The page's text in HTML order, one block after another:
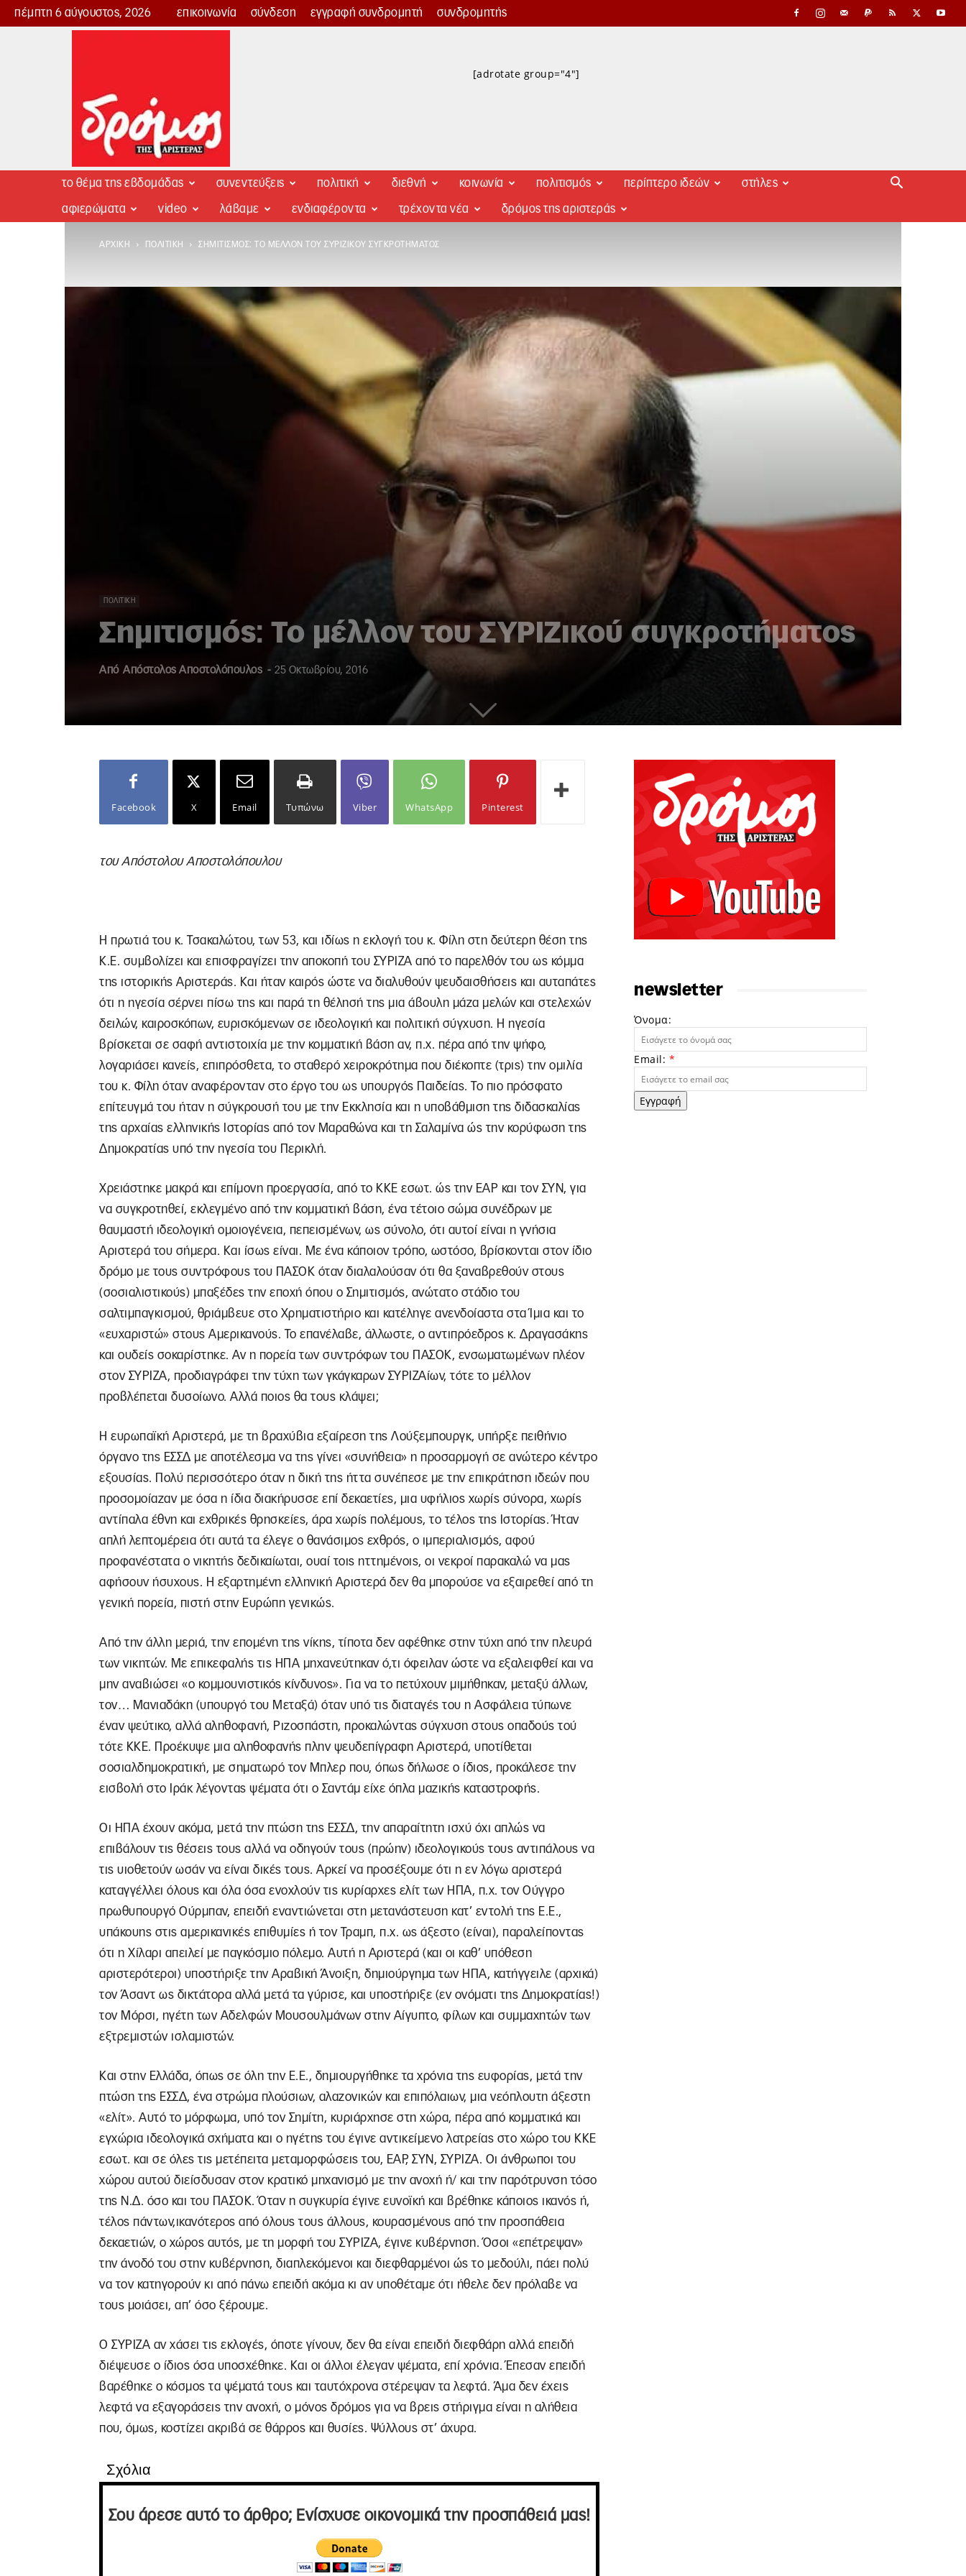
πέμπτη 6 αύγουστος, 2026 επικοινωνία σύνδεση εγγραφή συνδρομητή συνδρομητής
Δρόμος
[adrotate group="4"]
το θέμα της εβδομάδας συνεντεύξεις πολιτική διεθνή κοινωνία πολιτισμός περίπτερο ιδεών στήλες
αφιερώματα video λάβαμε ενδιαφέροντα τρέχοντα νέα δρόμος της αριστεράς
ΑΡΧΙΚΉ ΠΟΛΙΤΙΚΉ ΣΗΜΙΤΙΣΜΌΣ: ΤΟ ΜΈΛΛΟΝ ΤΟΥ ΣΥΡΙΖΙΚΟΎ ΣΥΓΚΡΟΤΉΜΑΤΟΣ
ΠΟΛΙΤΙΚΉ
Σημιτισμός: Το μέλλον του ΣΥΡΙΖικού συγκροτήματος
Από Απόστολος Αποστολόπουλος - 25 Οκτωβρίου, 2016
Facebook X Email Τυπώνω Viber WhatsApp Pinterest
του Απόστολου Αποστολόπουλου
Η πρωτιά του κ. Τσακαλώτου, των 53, και ιδίως η εκλογή του κ. Φίλη στη δεύτερη θέση της
Κ.Ε. συμβολίζει και επισφραγίζει την αποκοπή του ΣΥΡΙΖΑ από το παρελθόν του ως κόμμα
της ιστορικής Αριστεράς. Και ήταν καιρός ώστε να διαλυθούν ψευδαισθήσεις και αυταπάτες
ότι η ηγεσία σέρνει πίσω της και παρά τη θέλησή της μια άβουλη μάζα μελών και στελεχών
δειλών, καιροσκόπων, ευρισκόμενων σε ιδεολογική και πολιτική σύγχυση. Η ηγεσία
βρίσκεται σε σαφή αντιστοιχία με την κομματική βάση αν, π.χ. πέρα από την ψήφο,
λογαριάσει κανείς, επιπρόσθετα, το σταθερό χειροκρότημα που διέκοπτε (τρις) την ομιλία
του κ. Φίλη όταν αναφέρονταν στο έργο του ως υπουργός Παιδείας. Το πιο πρόσφατο
επίτευγμά του ήταν η σύγκρουσή του με την Εκκλησία και η υποβάθμιση της διδασκαλίας
της αρχαίας ελληνικής Ιστορίας από τον Μαραθώνα και τη Σαλαμίνα ώς την κορύφωση της
Δημοκρατίας υπό την ηγεσία του Περικλή.
Χρειάστηκε μακρά και επίμονη προεργασία, από το ΚΚΕ εσωτ. ώς την ΕΑΡ και τον ΣΥΝ, για
να συγκροτηθεί, εκλεγμένο από την κομματική βάση, ένα τέτοιο σώμα συνέδρων με
θαυμαστή ιδεολογική ομοιογένεια, πεπεισμένων, ως σύνολο, ότι αυτοί είναι η γνήσια
Αριστερά του σήμερα. Και ίσως είναι. Με ένα κάποιον τρόπο, ωστόσο, βρίσκονται στον ίδιο
δρόμο με τους συντρόφους του ΠΑΣΟΚ όταν διαλαλούσαν ότι θα ξαναβρεθούν στους
(σοσιαλιστικούς) μπαξέδες την εποχή όπου ο Σημιτισμός, ανώτατο στάδιο του
σαλτιμπαγκισμού, θριάμβευε στο Χρηματιστήριο και κατέληγε ανενδοίαστα στα Ίμια και το
«ευχαριστώ» στους Αμερικανούς. Το επανέλαβε, άλλωστε, ο αντιπρόεδρος κ. Δραγασάκης
και ουδείς σοκαρίστηκε. Αν η πορεία των συντρόφων του ΠΑΣΟΚ, ενσωματωμένων πλέον
στον ΣΥΡΙΖΑ, προδιαγράφει την τύχη των γκάγκαρων ΣΥΡΙΖΑίων, τότε το μέλλον
προβλέπεται δυσοίωνο. Αλλά ποιος θα τους κλάψει;
Η ευρωπαϊκή Αριστερά, με τη βραχύβια εξαίρεση της Λούξεμπουργκ, υπήρξε πειθήνιο
όργανο της ΕΣΣΔ με αποτέλεσμα να της γίνει «συνήθεια» η προσαρμογή σε ανώτερο κέντρο
εξουσίας. Πολύ περισσότερο όταν η δική της ήττα συνέπεσε με την επικράτηση ιδεών που
προσομοίαζαν με όσα η ίδια διακήρυσσε επί δεκαετίες, μια υφήλιος χωρίς σύνορα, χωρίς
αντίπαλα έθνη και εχθρικές θρησκείες, άρα χωρίς πολέμους, το τέλος της Ιστορίας. Ήταν
απλή λεπτομέρεια ότι αυτά τα έλεγε ο θανάσιμος εχθρός, ο ιμπεριαλισμός, αφού
προφανέστατα ο νικητής δεδικαίωται, ουαί τοις ηττημένοις, οι νεκροί παρακαλώ να μας
αφήσουν ήσυχους. Η εξαρτημένη ελληνική Αριστερά δεν θα μπορούσε να εξαιρεθεί από τη
γενική πορεία, πιστή στην Ευρώπη γενικώς.
Από την άλλη μεριά, την επομένη της νίκης, τίποτα δεν αφέθηκε στην τύχη από την πλευρά
των νικητών. Με επικεφαλής τις ΗΠΑ μηχανεύτηκαν ό,τι όφειλαν ώστε να εξαλειφθεί και να
μην αναβιώσει «ο κομμουνιστικός κίνδυνος». Για να το πετύχουν μιμήθηκαν, μεταξύ άλλων,
τον… Μανιαδάκη (υπουργό του Μεταξά) όταν υπό τις διαταγές του η Ασφάλεια τύπωνε
έναν ψεύτικο, αλλά αληθοφανή, Ριζοσπάστη, προκαλώντας σύγχυση στους οπαδούς τού
τότε ΚΚΕ. Προέκυψε μια αληθοφανής πλην ψευδεπίγραφη Αριστερά, υποτίθεται
σοσιαλδημοκρατική, με σηματωρό τον Μπλερ που, όπως δήλωσε ο ίδιος, προκάλεσε την
εισβολή στο Ιράκ λέγοντας ψέματα ότι ο Σαντάμ είχε όπλα μαζικής καταστροφής.
Οι ΗΠΑ έχουν ακόμα, μετά την πτώση της ΕΣΣΔ, την απαραίτητη ισχύ όχι απλώς να
επιβάλουν τις θέσεις τους αλλά να οδηγούν τους (πρώην) ιδεολογικούς τους αντιπάλους να
τις υιοθετούν ωσάν να είναι δικές τους. Αρκεί να προσέξουμε ότι η εν λόγω αριστερά
καταγγέλλει όλους και όλα όσα ενοχλούν τις κυρίαρχες ελίτ των ΗΠΑ, π.χ. τον Ούγγρο
πρωθυπουργό Ούρμπαν, επειδή εναντιώνεται στη μετανάστευση κατ’ εντολή της Ε.Ε.,
υπάκουης στις αμερικανικές επιθυμίες ή τον Τραμπ, π.χ. ως άξεστο (είναι), παραλείποντας
ότι η Χίλαρι απειλεί με παγκόσμιο πόλεμο. Αυτή η Αριστερά (και οι καθ’ υπόθεση
αριστερότεροι) υποστήριξε την Αραβική Άνοιξη, δημιούργημα των ΗΠΑ, κατήγγειλε (αρχικά)
τον Άσαντ ως δικτάτορα αλλά μετά τα γύρισε, και υποστήριξε (εν ονόματι της Δημοκρατίας!)
τον Μόρσι, ηγέτη των Αδελφών Μουσουλμάνων στην Αίγυπτο, φίλων και συμμαχητών των
εξτρεμιστών ισλαμιστών.
Και στην Ελλάδα, όπως σε όλη την Ε.Ε., δημιουργήθηκε τα χρόνια της ευφορίας, μετά την
πτώση της ΕΣΣΔ, ένα στρώμα πλούσιων, αλαζονικών και επιπόλαιων, μια νεόπλουτη άξεστη
«ελίτ». Αυτό το μόρφωμα, υπό τον Σημίτη, κυριάρχησε στη χώρα, πέρα από κομματικά και
εγχώρια ιδεολογικά σχήματα και ο ηγέτης του έγινε αντικείμενο λατρείας στο χώρο του ΚΚΕ
εσωτ. και σε όλες τις μετέπειτα μεταμορφώσεις του, ΕΑΡ, ΣΥΝ, ΣΥΡΙΖΑ. Οι άνθρωποι του
χώρου αυτού διείσδυσαν στον κρατικό μηχανισμό με την ανοχή ή/ και την παρότρυνση τόσο
της Ν.Δ. όσο και του ΠΑΣΟΚ. Όταν η συγκυρία έγινε ευνοϊκή και βρέθηκε κάποιος ικανός ή,
τέλος πάντων,ικανότερος από όλους τους άλλους, κουρασμένους από την προσπάθεια
δεκαετιών, ο χώρος αυτός, με τη μορφή του ΣΥΡΙΖΑ, έγινε κυβέρνηση. Όσοι «επέτρεψαν»
την άνοδό του στην κυβέρνηση, διαπλεκόμενοι και διεφθαρμένοι ώς το μεδούλι, πάει πολύ
να τον κατηγορούν κι από πάνω επειδή ακόμα κι αν υποθέταμε ότι ήθελε δεν πρόλαβε να
τους μοιάσει, απ’ όσο ξέρουμε.
Ο ΣΥΡΙΖΑ αν χάσει τις εκλογές, όποτε γίνουν, δεν θα είναι επειδή διεφθάρη αλλά επειδή
διέψευσε ο ίδιος όσα υποσχέθηκε. Και οι άλλοι έλεγαν ψέματα, επί χρόνια. Έπεσαν επειδή
βαρέθηκε ο κόσμος τα ψέματά τους και ταυτόχρονα στέρεψαν τα λεφτά. Άμα δεν έχεις
λεφτά να εξαγοράσεις την ανοχή, ο μόνος δρόμος για να βρεις στήριγμα είναι η αλήθεια
που, όμως, κοστίζει ακριβά σε θάρρος και θυσίες. Ψύλλους στ’ άχυρα.
Σχόλια
Σου άρεσε αυτό το άρθρο; Ενίσχυσε οικονομικά την προσπάθειά μας!
newsletter
Όνομα:
Email: *
Εγγραφή